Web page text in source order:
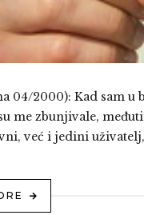
04/2000): Kad sam
me zbunjivale,
već i jedini